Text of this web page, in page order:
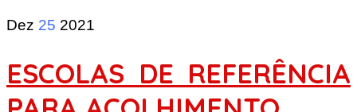
Dez 25 2021
ESCOLAS DE REFERÊNCIA